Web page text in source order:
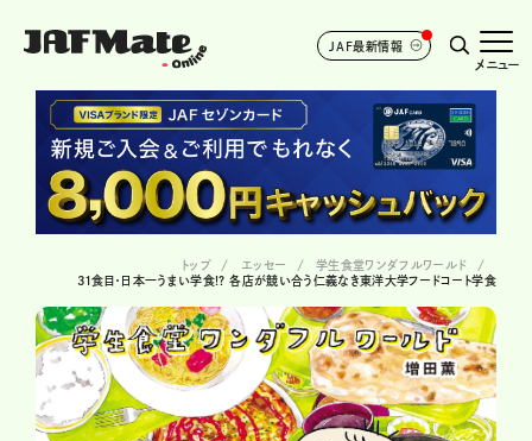
JAF最新情報
メニュー
トップ エッセー
学生食堂ワンダフルワールド
31食目・日本一うまい学食!? 各店が競い合う仁義なき東洋大学フードコート学食